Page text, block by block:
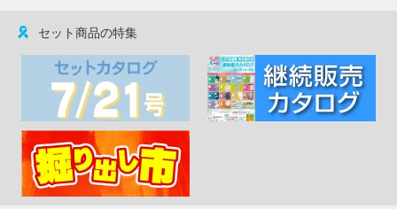
セット商品の特集